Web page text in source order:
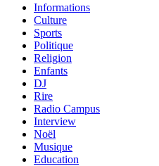
Informations
Culture
Sports
Politique
Religion
Enfants
DJ
Rire
Radio Campus
Interview
Noël
Musique
Education